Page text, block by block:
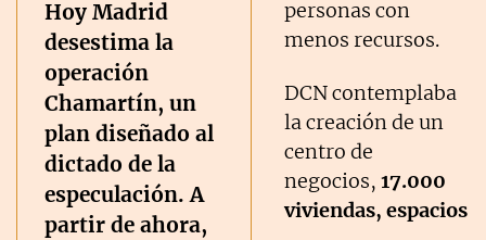
Hoy Madrid
desestima la
operación
Chamartín, un
plan diseñado al
dictado de la
especulación. A
partir de ahora,
personas con
menos recursos.
DCN contemplaba
la creación de un
centro de
negocios,17.000
viviendas, espacios